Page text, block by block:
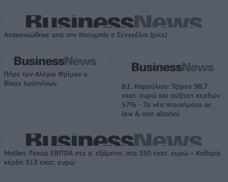
Ανακοινώθηκε από την Ντουμπάι ο Σενγκέλια (pics)
Πήρε τον Αλέρικ Φρίμαν ο
Βίκος Ιωαννίνων
Β.Σ. Καρούλιας: Τζίρος 98,7
εκατ. ευρώ και αύξηση κερδών
57% - Τα νέα στοιχήματα σε
low & non alcohol
Metlen: Ρεκόρ EBITDA στο α' εξάμηνο, στα 550 εκατ. ευρώ – Καθαρά
κέρδη 313 εκατ. ευρώ